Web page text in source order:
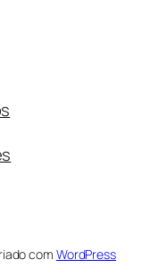
com WordPress